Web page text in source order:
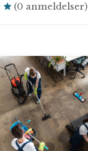
(0 anmeldelser)